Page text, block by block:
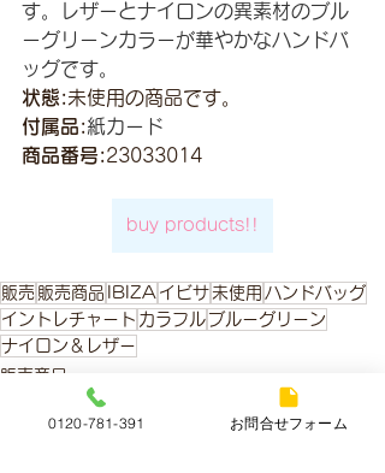
す。レザーとナイロンの異素材のブル
ーグリーンカラーが華やかなハンドバ
ッグです。
状態:未使用の商品です。
付属品:紙カード
商品番号:23033014
buy products!!
販売 販売商品 IBIZA イビサ未使用 ハンドバッグ
イントレチャート カラフル ブルーグリーン
ナイロン＆レザー
販売商品
0120-781-391 お問合せフォーム